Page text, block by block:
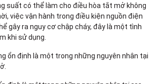
suất có thể làm cho điều hòa tắt mở không
việc vận hành trong điều kiện nguồn điện
gây ra nguy cơ chập cháy, đây là một tình
khi sử dụng.